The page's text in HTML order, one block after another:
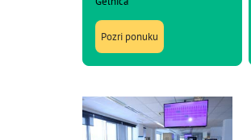
Pozri ponuku